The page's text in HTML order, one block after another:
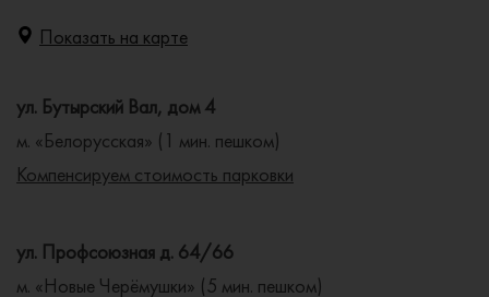
Показать на карте
ул. Бутырский Вал, дом 4
м. «Белорусская» (1 мин. пешком)
Компенсируем стоимость парковки
ул. Профсоюзная д. 64/66
м. «Новые Черёмушки» (5 мин. пешком)